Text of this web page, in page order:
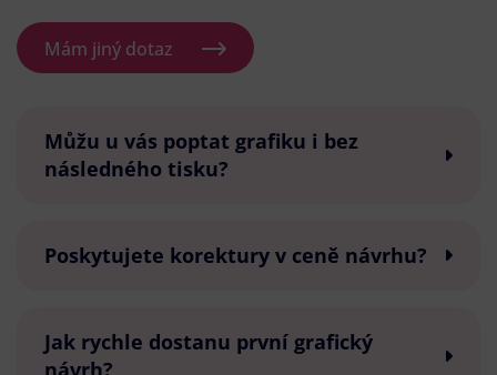
Mám jiný dotaz
Můžu u vás poptat grafiku i bez
následného tisku?
Poskytujete korektury v ceně návrhu?
Jak rychle dostanu první grafický
návrh?